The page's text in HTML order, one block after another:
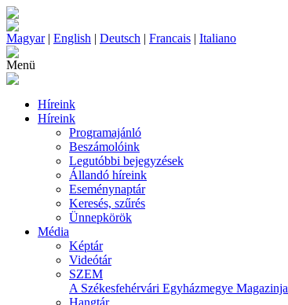
Magyar| English | Deutsch | Francais | Italiano
Menü
Híreink
Híreink
Programajánló
Beszámolóink
Legutóbbi bejegyzések
Állandó híreink
Eseménynaptár
Keresés, szűrés
Ünnepkörök
Média
Képtár
Videótár
SZEM
A Székesfehérvári Egyházmegye Magazinja
Hangtár